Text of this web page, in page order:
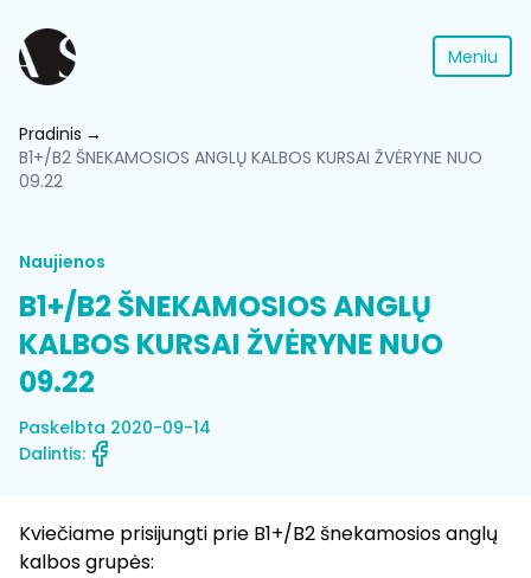
Meniu
Pradinis
B1+/B2 ŠNEKAMOSIOS ANGLŲ KALBOS KURSAI ŽVĖRYNE NUO
09.22
Naujienos
B1+/B2 ŠNEKAMOSIOS ANGLŲ
KALBOS KURSAI ŽVĖRYNE NUO
09.22
Paskelbta 2020-09-14
Dalintis:
Kviečiame prisijungti prie B1+/B2 šnekamosios anglų
kalbos grupės: